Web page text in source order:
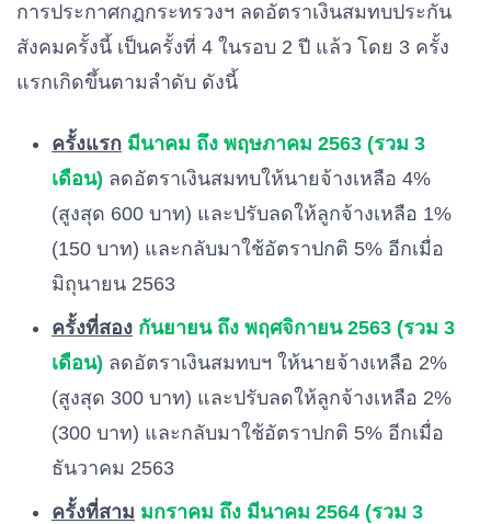
ก.ค.
2564
NEW!
2.5% ฿375 2.5% ฿375
ส.ค.
2564
2.5% 2.5% ฿375
ก.ย.
2564
เป็นต้น
ไป
5%
การประกาศกฎกระทรวงฯ ลดอัตราเงินสมทบประกัน
สังคมครั้งนี้ เป็นครั้งที่ 4 ในรอบ 2 ปี แล้ว โดย 3 ครั้ง
แรกเกิดขึ้นตามลำดับ ดังนี้
ครั้งแรก มีนาคม ถึง พฤษภาคม 2563 (รวม 3
เดือน) ลดอัตราเงินสมทบให้นายจ้างเหลือ 4%
(สูงสุด 600 บาท) และปรับลดให้ลูกจ้างเหลือ 1%
(150 บาท) และกลับมาใช้อัตราปกติ 5% อีกเมื่อ
มิถุนายน 2563
ครั้งที่สอง กันยายน ถึง พฤศจิกายน 2563 (รวม 3
เดือน) ลดอัตราเงินสมทบฯ ให้นายจ้างเหลือ 2%
(สูงสุด 300 บาท) และปรับลดให้ลูกจ้างเหลือ 2%
(300 บาท) และกลับมาใช้อัตราปกติ 5% อีกเมื่อ
ธันวาคม 2563
ครั้งที่สาม มกราคม ถึง มีนาคม 2564 (รวม 3